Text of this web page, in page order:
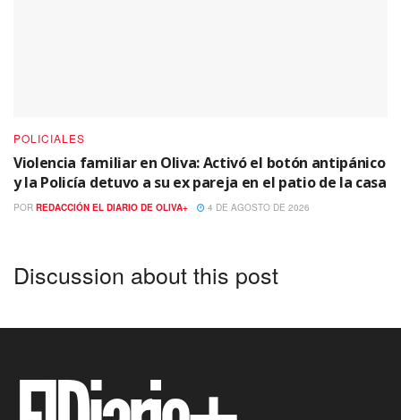
POLICIALES
Violencia familiar en Oliva: Activó el botón antipánico
y la Policía detuvo a su ex pareja en el patio de la casa
POR REDACCIÓN EL DIARIO DE OLIVA+ 4 DE AGOSTO DE 2026
Discussion about this post